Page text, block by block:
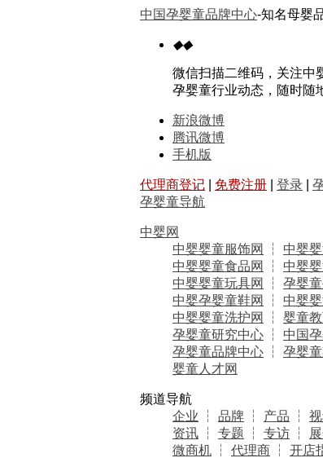
中国孕婴童品牌中心-知名母婴
◆◆
微信扫描二维码，关注中
孕婴童行业动态，随时随
新浪微博
腾讯微博
手机版
代理商登记 免费注册 登录
孕婴童导航
中婴网
中婴婴童服饰网
┆ 中婴
中婴婴童食品网
┆ 中婴
中婴婴童玩具网
┆ 孕婴
中婴孕婴童鞋网
┆ 中婴
中婴婴童洗护网
┆ 婴童
孕婴童研究中心 ┆ 中国
孕婴童品牌中心 ┆ 孕婴
婴童人才网
频道导航
企业 ┆ 品牌 ┆ 产品 ┆
资讯 ┆ 专题 ┆ 专访 ┆
微商机 ┆ 代理商 ┆ 开店